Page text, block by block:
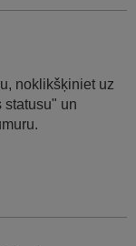
noklikšķiniet uz
statusu" un